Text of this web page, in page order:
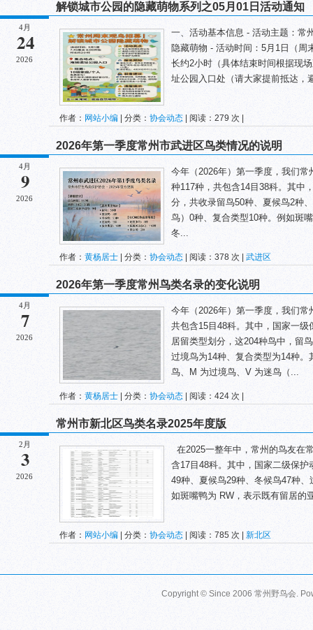
4月
24
2026
解锁城市公园的隐藏萌物系列之05月01日活动通知
一、活动基本信息 - 活动主题：常
隐藏萌物 - 活动时间：5月1日（周
长约2小时（具体结束时间根据现
址公园入口处（请大家提前抵达，
作者： 网站小编 | 分类： 协会动态 | 阅读：279 次 |
4月
9
2026
2026年第一季度常州市武进区鸟类情况的说明
今年（2026年）第一季度，我们
种117种，共包含14目38科。其中
分，共收录留鸟50种、夏候鸟2种
鸟）0种、复合类型10种。例如斑
冬...
作者： 黄杨居士 | 分类： 协会动态 | 阅读：378 次 | 武进区
4月
7
2026
2026年第一季度常州鸟类名录的变化说明
今年（2026年）第一季度，我们
共包含15目48科。其中，国家一
居留类型划分，这204种鸟中，留
过境鸟为14种、复合类型为14种
鸟、M 为过境鸟、V 为迷鸟（...
作者： 黄杨居士 | 分类： 协会动态 | 阅读：424 次 |
2月
3
2026
常州市新北区鸟类名录2025年度版
在2025一整年中，常州的鸟友在
含17目48科。其中，国家二级保
49种、夏候鸟29种、冬候鸟47种
如斑嘴鸭为 RW，表示既有留居的
作者： 网站小编 | 分类： 协会动态 | 阅读：785 次 | 新北区
Copyright © Since 2006 常州野鸟会.